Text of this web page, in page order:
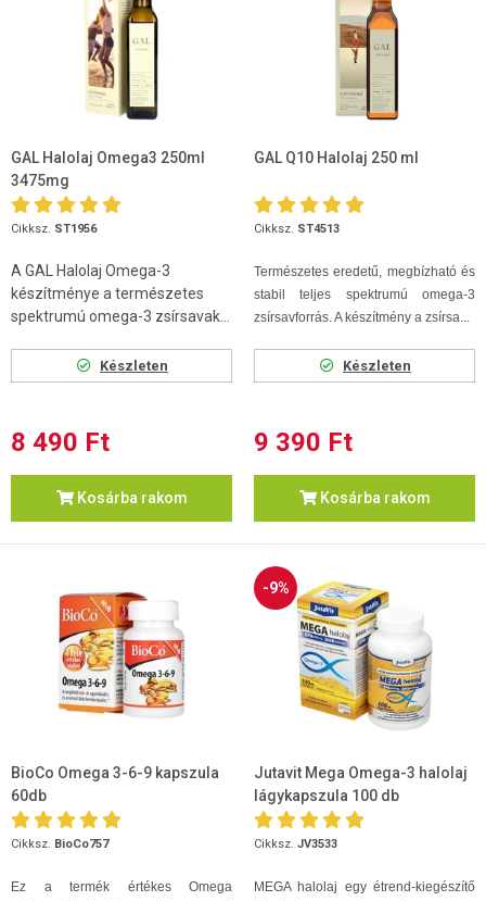
GAL Halolaj Omega3 250ml
3475mg
Cikksz. ST1956
A GAL Halolaj Omega-3
készítménye a természetes
spektrumú omega-3 zsírsavak...
Készleten
8 490 Ft
Kosárba rakom
GAL Q10 Halolaj 250 ml
Cikksz. ST4513
Természetes eredetű, megbízható és
stabil teljes spektrumú omega-3
zsírsavforrás. A készítmény a zsírsa...
Készleten
9 390 Ft
Kosárba rakom
BioCo Omega 3-6-9 kapszula
60db
Cikksz. BioCo757
Ez a termék értékes Omega
-9%
Jutavit Mega Omega-3 halolaj
lágykapszula 100 db
Cikksz. JV3533
MEGA halolaj egy étrend-kiegészítő